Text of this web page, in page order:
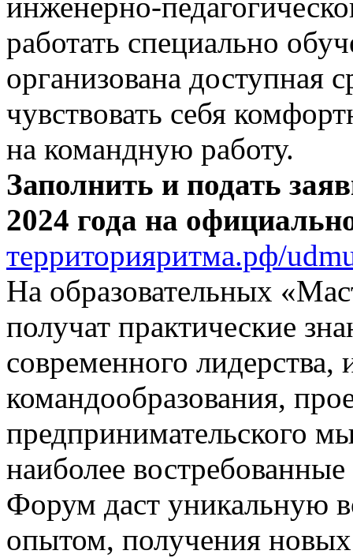
работать специально
организована доступная
чувствовать себя
на командную работу.
Заполнить и подать
2024 года на
территорияритма.рф/
На образовательных
получат практические
современного лидерства,
командообразования,
предпринимательского
наиболее
Форум даст уникальную
опытом, получения